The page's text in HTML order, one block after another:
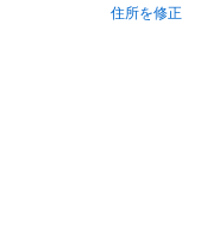
住所を修正